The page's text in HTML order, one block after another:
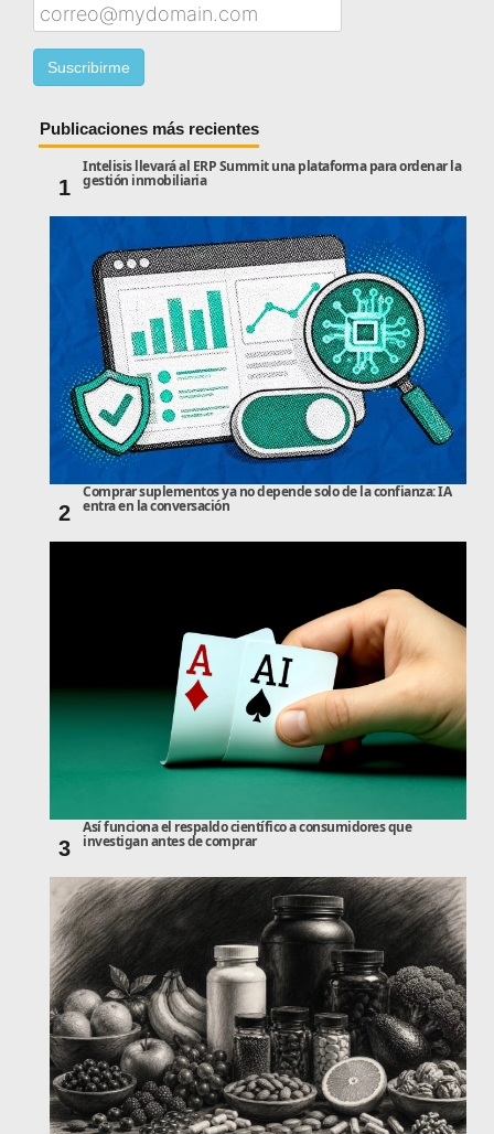
Publicaciones más recientes
1
Intelisis llevará al ERP Summit una plataforma para ordenar la
gestión inmobiliaria
2
Comprar suplementos ya no depende solo de la confianza: IA
entra en la conversación
3
Así funciona el respaldo científico a consumidores que
investigan antes de comprar